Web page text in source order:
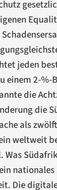
jeden
einem 2-%-
die
die
als
weltweit
Was
nationales
Die